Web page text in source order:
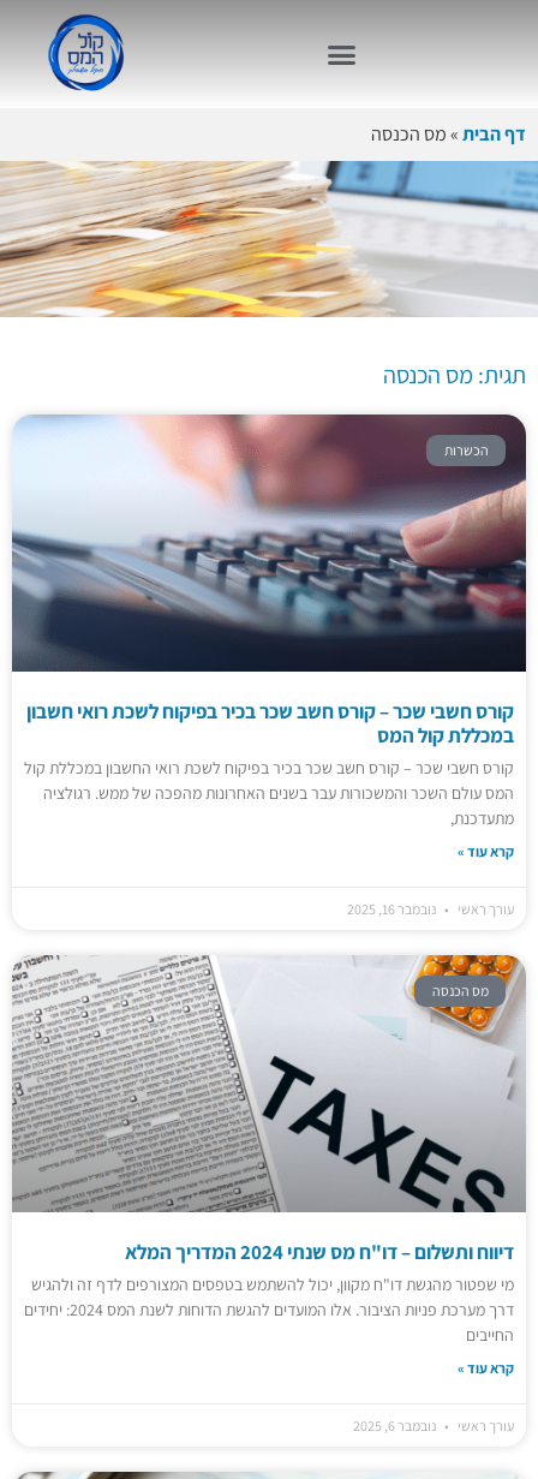
דף הבית»מס הכנסה
תגית: מס הכנסה
הכשרות
קורס חשבי שכר – קורס חשב שכר בכיר בפיקוח לשכת רואי חשבון
במכללת קול המס
קורס חשבי שכר – קורס חשב שכר בכיר בפיקוח לשכת רואי החשבון במכללת קול
המס עולם השכר והמשכורות עבר בשנים האחרונות מהפכה של ממש. רגולציה
מתעדכנת,
קרא עוד »
עורך ראשי נובמבר 16, 2025
מס הכנסה
דיווח ותשלום – דו"ח מס שנתי 2024 המדריך המלא
מי שפטור מהגשת דו"ח מקוון, יכול להשתמש בטפסים המצורפים לדף זה ולהגיש
דרך מערכת פניות הציבור. אלו המועדים להגשת הדוחות לשנת המס 2024: יחידים
החייבים
קרא עוד »
עורך ראשי נובמבר 6, 2025